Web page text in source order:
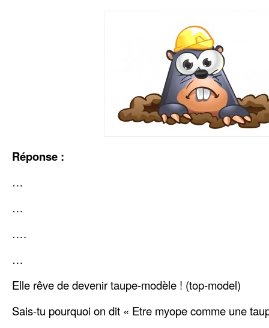
Réponse :
…
…
….
…
Elle rêve de devenir taupe-modèle ! (top-model)
Sais-tu pourquoi on dit « Etre myope comme une